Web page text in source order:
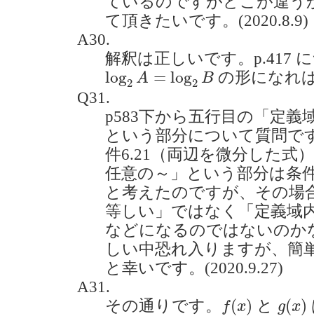
て頂きたいです。(2020.8.9)
A30.
解釈は正しいです。p.417
log2 A = log2 B
log2A=log2 B
の形になれ
Q31.
p583下から五行目の「定義
という部分について質問で
件6.21（両辺を微分した式
任意の～」という部分は条
と考えたのですが、その場
等しい」ではなく「定義域
などになるのではないのか
しい中恐れ入りますが、簡
と幸いです。(2020.9.27)
A31.
その通りです。
f(x)
f(x と g(x)
( )